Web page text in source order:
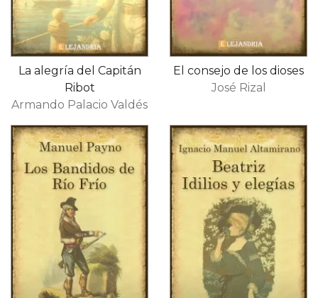
La alegría del Capitán
Ribot
Armando Palacio Valdés
El consejo de los dioses
José Rizal